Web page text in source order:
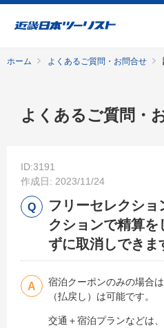
ホーム よくあるご質問・お問合せ
よくあるご質問・
ID:3191
作成日: 2023/11/24
フリーセレクショ
クションで精算を
ずに取消しできま
宿泊クーポンのみの場合
（払戻し）は可能です。
交通＋宿泊プランなどは